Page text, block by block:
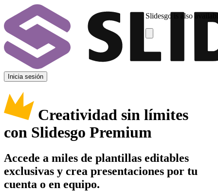
Slidesgo is also
Inicia sesión
Creatividad sin límites
con Slidesgo Premium
Accede a miles de plantillas editables
exclusivas y crea presentaciones por tu
cuenta o en equipo.